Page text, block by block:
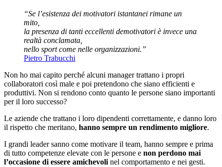
“Se l’esistenza dei motivatori istantanei rimane un
mito,
la presenza di tanti eccellenti demotivatori è invece una
realtà conclamata,
nello sport come nelle organizzazioni.”
Pietro Trabucchi
Non ho mai capito perché alcuni manager trattano i propri
collaboratori così male e poi pretendono che siano efficienti e
produttivi. Non si rendono conto quanto le persone siano importanti
per il loro successo?
Le aziende che trattano i loro dipendenti correttamente, e danno loro
il rispetto che meritano, hanno sempre un rendimento migliore.
I grandi leader sanno come motivare il team, hanno sempre e prima
di tutto competenze elevate con le persone e non perdono mai
l’occasione di essere amichevoli nel comportamento e nei gesti.